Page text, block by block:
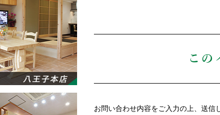
この
お問い合わせ内容をご入力の上、送信